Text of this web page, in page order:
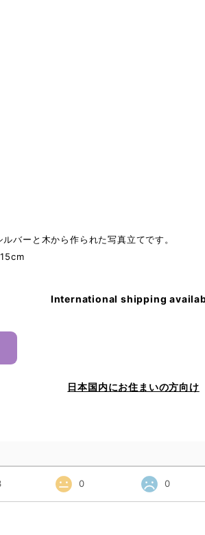
バーと木から作られた写真立てです。
International shipping
日本国内にお住まいの方向け
0 0